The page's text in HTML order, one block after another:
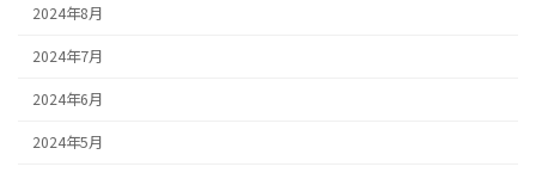
2024年8月
2024年7月
2024年6月
2024年5月